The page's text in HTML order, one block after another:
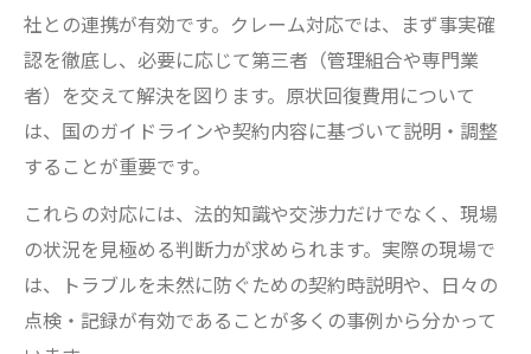
社との連携が有効です。クレーム対応では、まず事実確
認を徹底し、必要に応じて第三者（管理組合や専門業
者）を交えて解決を図ります。原状回復費用について
は、国のガイドラインや契約内容に基づいて説明・調整
することが重要です。
これらの対応には、法的知識や交渉力だけでなく、現場
の状況を見極める判断力が求められます。実際の現場で
は、トラブルを未然に防ぐための契約時説明や、日々の
点検・記録が有効であることが多くの事例から分かって